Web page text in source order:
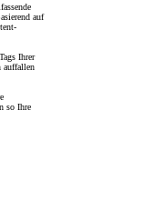
auf
Ihrer
auffallen
so Ihre